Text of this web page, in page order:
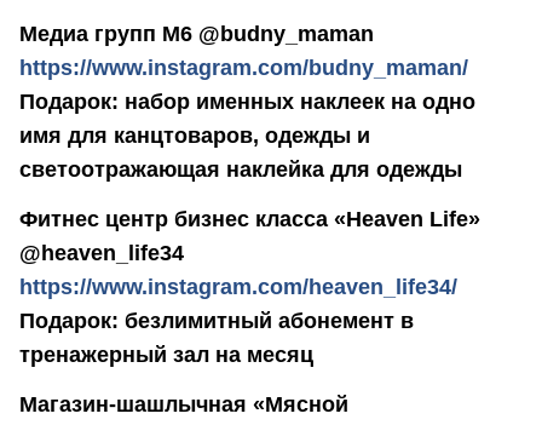
Медиа групп М6 @budny_maman
https://www.instagram.com/budny_maman/
Подарок: набор именных наклеек на одно
имя для канцтоваров, одежды и
светоотражающая наклейка для одежды
Фитнес центр бизнес класса «Heaven Life»
@heaven_life34
https://www.instagram.com/heaven_life34/
Подарок: безлимитный абонемент в
тренажерный зал на месяц
Магазин-шашлычная «Мясной